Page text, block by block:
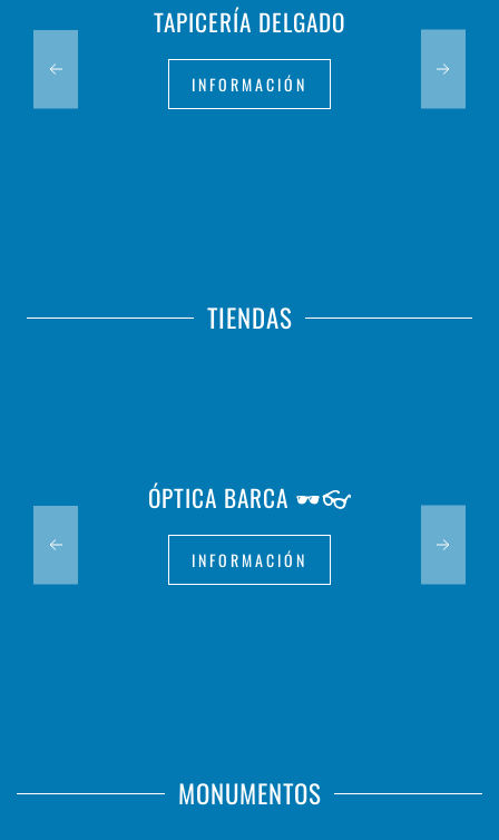
TAPICERÍA DELGADO
INFORMACIÓN
TIENDAS
ÓPTICA BARCA 🕶️👓
INFORMACIÓN
MONUMENTOS